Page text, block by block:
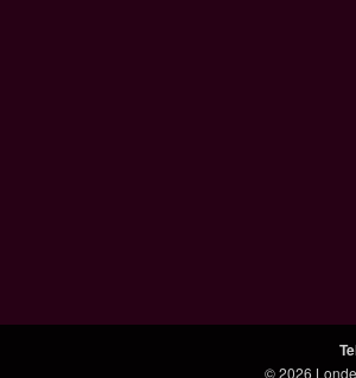
© 2026